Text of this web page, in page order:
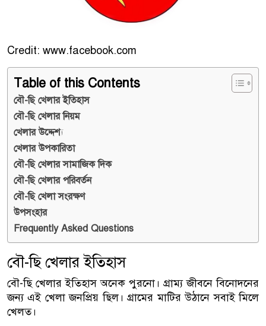
Credit: www.facebook.com
Table of this Contents
বৌ-ছি খেলার ইতিহাস
বৌ-ছি খেলার নিয়ম
খেলার উদ্দেশ্য
খেলার উপকারিতা
বৌ-ছি খেলার সামাজিক দিক
বৌ-ছি খেলার পরিবর্তন
বৌ-ছি খেলা সংরক্ষণ
উপসংহার
Frequently Asked Questions
বৌ-ছি খেলার ইতিহাস
বৌ-ছি খেলার ইতিহাস অনেক পুরনো। গ্রাম্য জীবনে বিনোদনের
জন্য এই খেলা জনপ্রিয় ছিল। গ্রামের মাটির উঠানে সবাই মিলে
খেলত।